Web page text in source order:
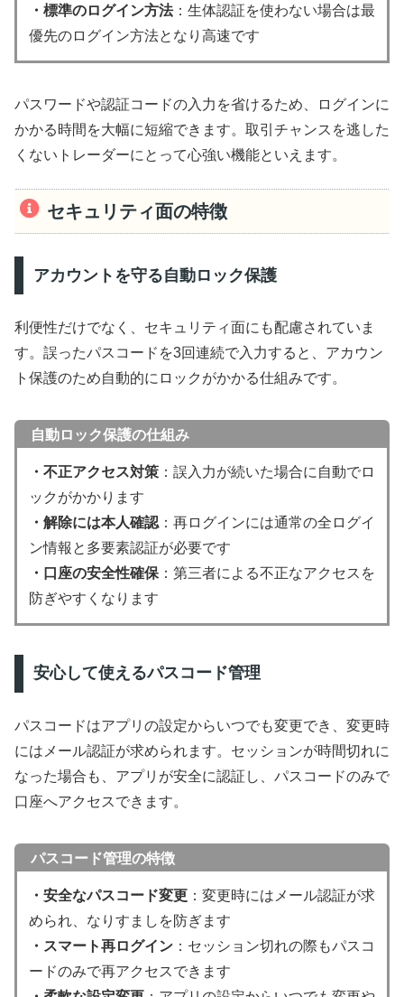
・標準のログイン方法：生体認証を使わない場合は最
優先のログイン方法となり高速です
パスワードや認証コードの入力を省けるため、ログインに
かかる時間を大幅に短縮できます。取引チャンスを逃した
くないトレーダーにとって心強い機能といえます。
セキュリティ面の特徴
アカウントを守る自動ロック保護
利便性だけでなく、セキュリティ面にも配慮されていま
す。誤ったパスコードを3回連続で入力すると、アカウン
ト保護のため自動的にロックがかかる仕組みです。
自動ロック保護の仕組み
・不正アクセス対策：誤入力が続いた場合に自動でロ
ックがかかります
・解除には本人確認：再ログインには通常の全ログイ
ン情報と多要素認証が必要です
・口座の安全性確保：第三者による不正なアクセスを
防ぎやすくなります
安心して使えるパスコード管理
パスコードはアプリの設定からいつでも変更でき、変更時
にはメール認証が求められます。セッションが時間切れに
なった場合も、アプリが安全に認証し、パスコードのみで
口座へアクセスできます。
パスコード管理の特徴
・安全なパスコード変更：変更時にはメール認証が求
められ、なりすましを防ぎます
・スマート再ログイン：セッション切れの際もパスコ
ードのみで再アクセスできます